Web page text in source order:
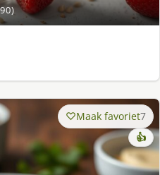
Maak favoriet7
👍